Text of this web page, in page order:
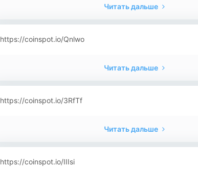
Читать дальше
https://coinspot.io/Qnlwo
Читать дальше
https://coinspot.io/3RfTf
Читать дальше
https://coinspot.io/IIIsi